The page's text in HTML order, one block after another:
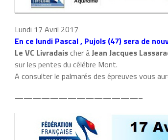
Lundi 17 Avril 2017
En ce lundi Pascal , Pujols (47) sera de
Le VC Livradaischer àJean Jacques
sur les pentes du célébre Mont.
A consulter le palmarés des épreuves vous
——————————————–